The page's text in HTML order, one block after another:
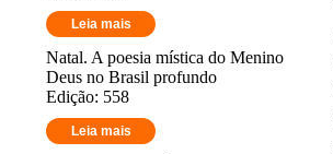
Leia mais
Natal. A poesia mística do Menino
Deus no Brasil profundo
Edição: 558
Leia mais